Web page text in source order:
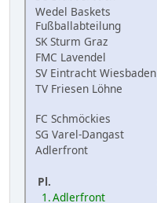
Wedel Baskets
Fußballabteilung
SK Sturm Graz
FMC Lavendel
SV Eintracht Wiesbaden
TV Friesen Löhne
FC Schmöckies
SG Varel-Dangast
Adlerfront
Pl.
1.Adlerfront